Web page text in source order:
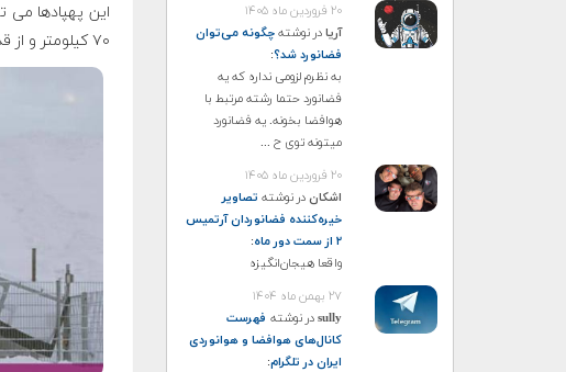
۲۰ فروردین ماه ۱۴۰۵
آریادر نوشتهچگونه می‌توان
فضانورد شد؟:
به نظرم لزومی نداره که یه
فضانورد حتما رشته مرتبط با
هوافضا بخونه. یه فضانورد
میتونه توی ح ...
۲۰ فروردین ماه ۱۴۰۵
اشکاندر نوشته تصاویر
خیره‌کننده فضانوردان آرتمیس
۲ از سمت دور ماه
:
واقعا هیجان‌انگیزه
۲۷ بهمن ماه ۱۴۰۴
sullyدر نوشته فهرست
کانال‌های هوافضا و هوانوردی
ایران در تلگرام:
۷۰ کیلومتر و از قدرت حمل بار ۲.۲ کیلوگرم برخوردار هستند.